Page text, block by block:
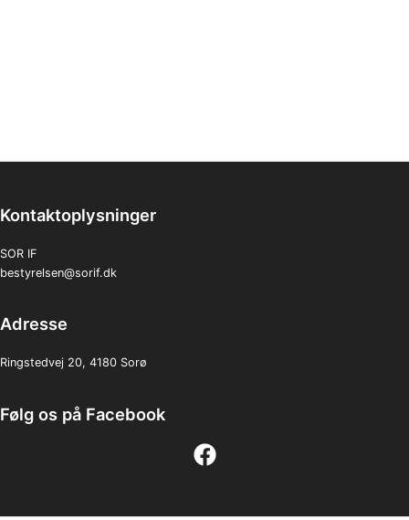
Kontaktoplysninger
SOR IF
bestyrelsen@sorif.dk
Adresse
Ringstedvej 20, 4180 Sorø
Følg os på Facebook